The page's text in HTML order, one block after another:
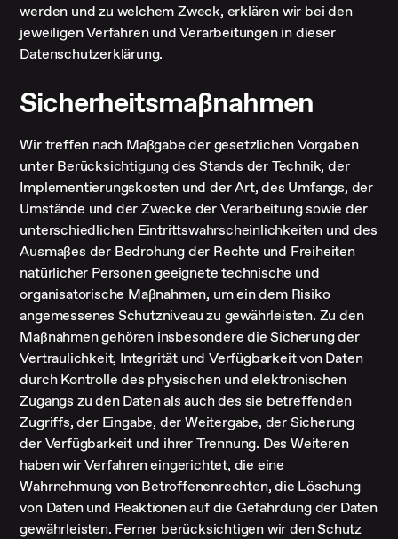
werden und zu welchem Zweck, erklären wir bei den
jeweiligen Verfahren und Verarbeitungen in dieser
Datenschutzerklärung.
Sicherheitsmaßnahmen
Wir treffen nach Maßgabe der gesetzlichen Vorgaben
unter Berücksichtigung des Stands der Technik, der
Implementierungskosten und der Art, des Umfangs, der
Umstände und der Zwecke der Verarbeitung sowie der
unterschiedlichen Eintrittswahrscheinlichkeiten und des
Ausmaßes der Bedrohung der Rechte und Freiheiten
natürlicher Personen geeignete technische und
organisatorische Maßnahmen, um ein dem Risiko
angemessenes Schutzniveau zu gewährleisten. Zu den
Maßnahmen gehören insbesondere die Sicherung der
Vertraulichkeit, Integrität und Verfügbarkeit von Daten
durch Kontrolle des physischen und elektronischen
Zugangs zu den Daten als auch des sie betreffenden
Zugriffs, der Eingabe, der Weitergabe, der Sicherung
der Verfügbarkeit und ihrer Trennung. Des Weiteren
haben wir Verfahren eingerichtet, die eine
Wahrnehmung von Betroffenenrechten, die Löschung
von Daten und Reaktionen auf die Gefährdung der Daten
gewährleisten. Ferner berücksichtigen wir den Schutz